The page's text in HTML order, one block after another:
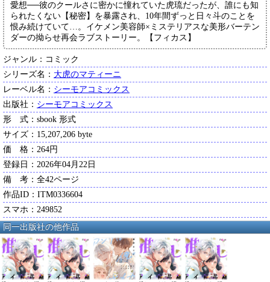
愛想──彼のクールさに密かに憧れていた虎琉だったが、誰にも知
られたくない【秘密】を暴露され、10年間ずっと日々斗のことを
恨み続けていて…。イケメン美容師×ミステリアスな美形バーテン
ダーの拗らせ再会ラブストーリー。【フィカス】
ジャンル：コミック
シリーズ名： 大虎のマティーニ
レーベル名： シーモアコミックス
出版社： シーモアコミックス
形 式：sbook 形式
サイズ：15,207,206 byte
価 格：264円
登録日：2026年04月22日
備 考：全42ページ
作品ID：ITM0336604
スマホ：249852
同一出版社の他作品